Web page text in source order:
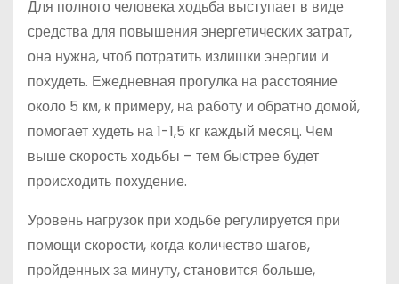
Для полного человека ходьба выступает в виде
средства для повышения энергетических затрат,
она нужна, чтоб потратить излишки энергии и
похудеть. Ежедневная прогулка на расстояние
около 5 км, к примеру, на работу и обратно домой,
помогает худеть на 1-1,5 кг каждый месяц. Чем
выше скорость ходьбы – тем быстрее будет
происходить похудение.
Уровень нагрузок при ходьбе регулируется при
помощи скорости, когда количество шагов,
пройденных за минуту, становится больше,